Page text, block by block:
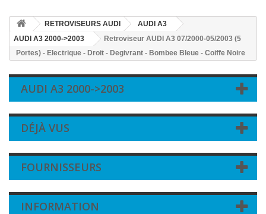
RETROVISEURS AUDI
AUDI A3
AUDI A3 2000->2003
Retroviseur AUDI A3 07/2000-05/2003 (5
Portes) - Electrique - Droit - Degivrant - Bombee Bleue - Coiffe Noire
AUDI A3 2000->2003
DÉJÀ VUS
FOURNISSEURS
INFORMATION